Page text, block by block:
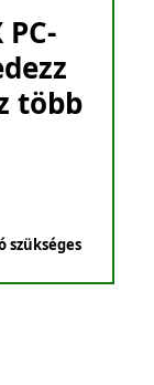
több
szükséges